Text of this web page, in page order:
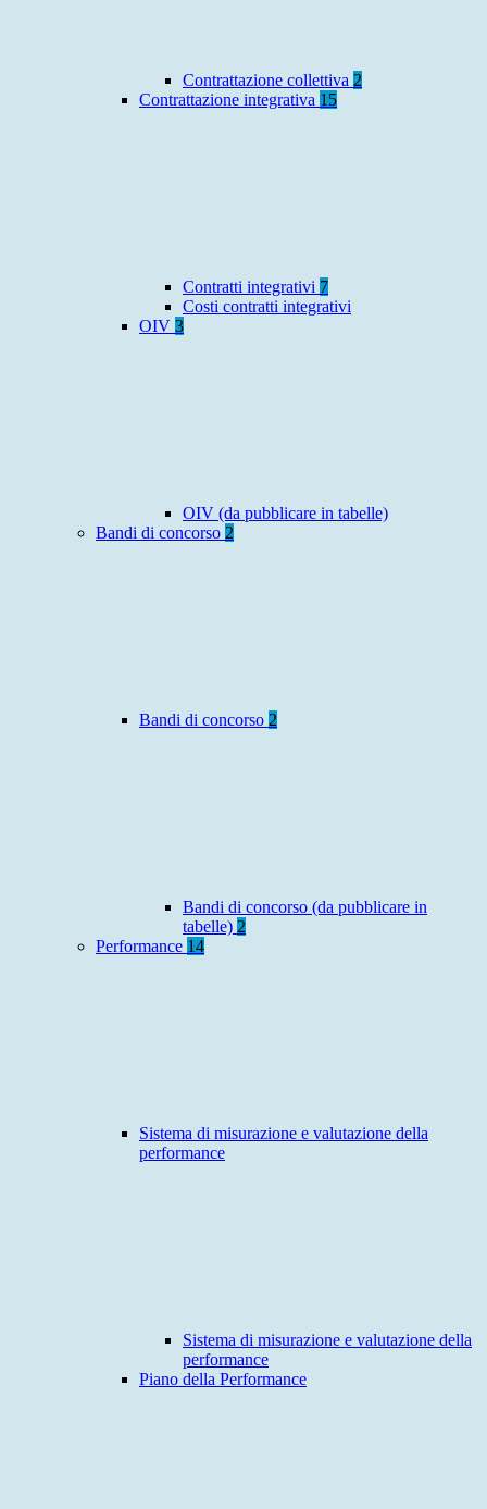
Contrattazione collettiva 2
Contrattazione integrativa 15
Contratti integrativi 7
Costi contratti integrativi
OIV 3
OIV (da pubblicare in tabelle)
Bandi di concorso 2
Bandi di concorso 2
Bandi di concorso (da pubblicare in
tabelle) 2
Performance 14
Sistema di misurazione e valutazione della
performance
Sistema di misurazione e valutazione della
performance
Piano della Performance